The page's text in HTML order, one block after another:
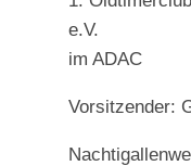
e.V.
im ADAC
Vorsitzender: